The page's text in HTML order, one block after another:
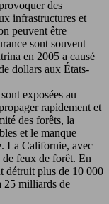
des
infrastructures et
peuvent être
sont souvent
en 2005 a causé
dollars aux États-
exposées au
rapidement et
des forêts, la
et le manque
La Californie, avec
de feux de forêt. En
détruit plus de 10 000
25 milliards de